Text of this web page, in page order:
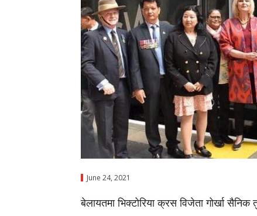
June 24, 2021
बेलायतमा भिक्टोरिया क्रस विजेता गोर्खा